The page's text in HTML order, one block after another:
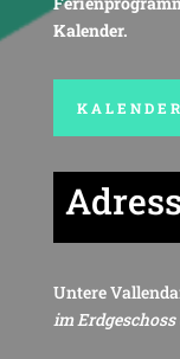
Kalender.
KALENDER
Untere
im Erdgeschoss